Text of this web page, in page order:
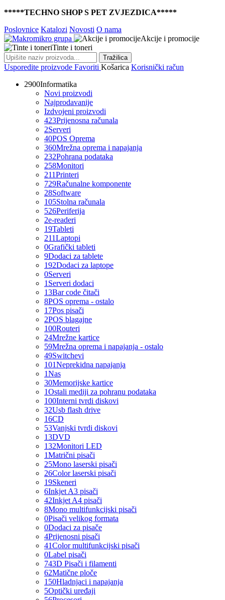
*****TECHNO SHOP S PET ZVJEZDICA*****
Poslovnice Katalozi Novosti O nama
Akcije i promocije
Tinte i toneri
Tražilica
Usporedite proizvode Favoriti Košarica Korisnički račun
2900Informatika
Novi proizvodi
Najprodavanije
Izdvojeni proizvodi
423Prijenosna računala
2Serveri
40POS Oprema
360Mrežna oprema i napajanja
232Pohrana podataka
258Monitori
211Printeri
729Računalne komponente
28Software
105Stolna računala
526Periferija
2e-readeri
19Tableti
211Laptopi
0Grafički tableti
9Dodaci za tablete
192Dodaci za laptope
0Serveri
1 Serveri dodaci
13Bar code čitači
8POS oprema - ostalo
17Pos pisači
2POS blagajne
100Routeri
24Mrežne kartice
59Mrežna oprema i napajanja - ostalo
49Switchevi
101Neprekidna napajanja
1Nas
30Memorijske kartice
1Ostali mediji za pohranu podataka
100Interni tvrdi diskovi
32Usb flash drive
16CD
53Vanjski tvrdi diskovi
13DVD
132Monitori LED
1Matrični pisači
25Mono laserski pisači
26Color laserski pisači
19Skeneri
6Inkjet A3 pisači
42Inkjet A4 pisači
8Mono multifunkcijski pisači
0Pisači velikog formata
0Dodaci za pisače
4Prijenosni pisači
41Color multifunkcijski pisači
0Label pisači
743D Pisači i filamenti
62Matične ploče
150Hladnjaci i napajanja
5Optički uređaji